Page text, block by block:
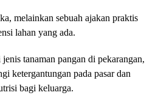
melainkan sebuah ajakan praktis
lahan yang ada.
tanaman pangan di pekarangan,
ketergantungan pada pasar dan
bagi keluarga.